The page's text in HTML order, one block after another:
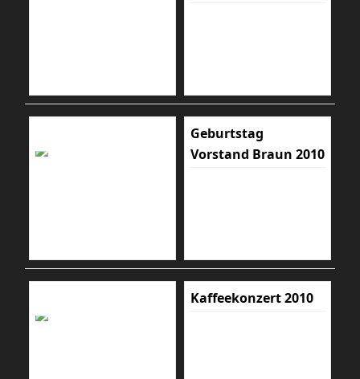
Geburtstag
Vorstand Braun 2010
Kaffeekonzert 2010